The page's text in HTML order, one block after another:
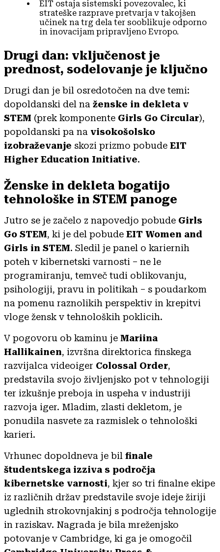
EIT ostaja sistemski povezovalec, ki
strateške razprave pretvarja v takojšen
učinek na trg dela ter sooblikuje odporno
in inovacijam pripravljeno Evropo.
Drugi dan: vključenost je
prednost, sodelovanje je ključno
Drugi dan je bil osredotočen na dve temi:
dopoldanski del na ženske in dekleta v
STEM (prek komponente Girls Go Circular),
popoldanski pa na visokošolsko
izobraževanje skozi prizmo pobude EIT
Higher Education Initiative.
Ženske in dekleta bogatijo
tehnološke in STEM panoge
Jutro se je začelo z napovedjo pobude Girls
Go STEM, ki je del pobude EIT Women and
Girls in STEM. Sledil je panel o kariernih
poteh v kibernetski varnosti – ne le
programiranju, temveč tudi oblikovanju,
psihologiji, pravu in politikah – s poudarkom
na pomenu raznolikih perspektiv in krepitvi
vloge žensk v tehnoloških poklicih.
V pogovoru ob kaminu je Mariina
Hallikainen, izvršna direktorica finskega
razvijalca videoiger Colossal Order,
predstavila svojo življenjsko pot v tehnologiji
ter izkušnje preboja in uspeha v industriji
razvoja iger. Mladim, zlasti dekletom, je
ponudila nasvete za razmislek o tehnološki
karieri.
Vrhunec dopoldneva je bil finale
študentskega izziva s področja
kibernetske varnosti, kjer so tri finalne ekipe
iz različnih držav predstavile svoje ideje žiriji
uglednih strokovnjakinj s področja tehnologije
in raziskav. Nagrada je bila mreženjsko
potovanje v Cambridge, ki ga je omogočil